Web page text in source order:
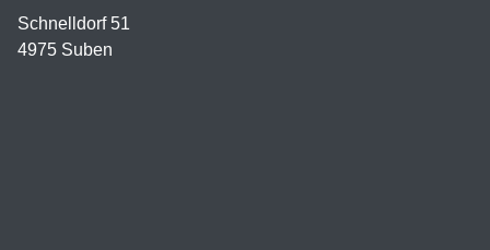
Schnelldorf 51
4975 Suben